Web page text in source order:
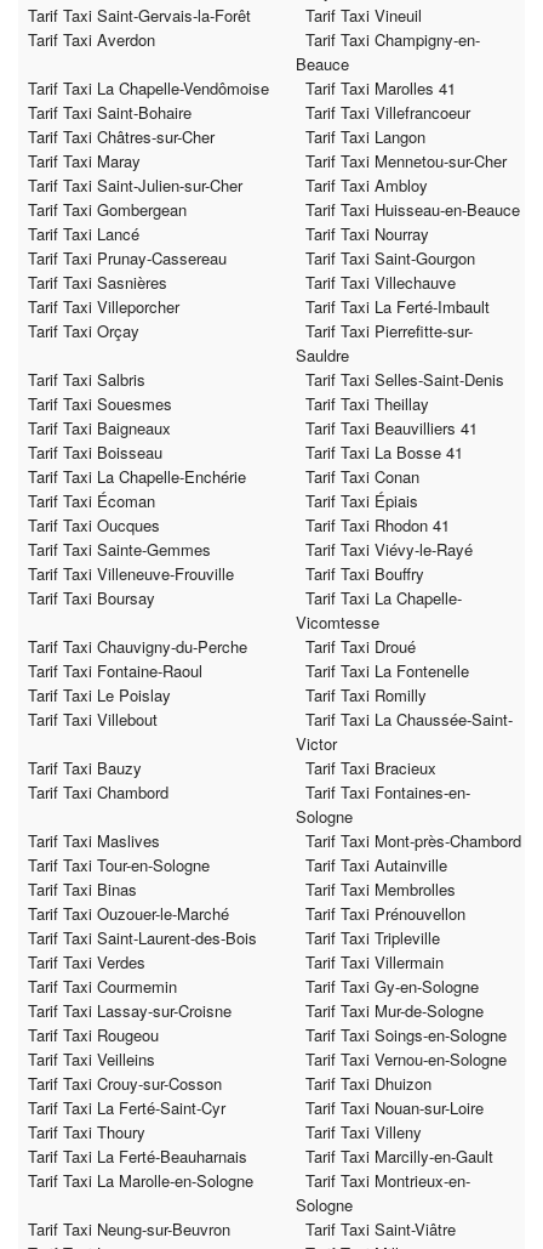
Tarif Taxi Saint-Gervais-la-Forêt
Tarif Taxi Vineuil
Tarif Taxi Averdon
Tarif Taxi Champigny-en-
Beauce
Tarif Taxi La Chapelle-Vendômoise
Tarif Taxi Marolles 41
Tarif Taxi Saint-Bohaire
Tarif Taxi Villefrancoeur
Tarif Taxi Châtres-sur-Cher
Tarif Taxi Langon
Tarif Taxi Maray
Tarif Taxi Mennetou-sur-Cher
Tarif Taxi Saint-Julien-sur-Cher
Tarif Taxi Ambloy
Tarif Taxi Gombergean
Tarif Taxi Huisseau-en-Beauce
Tarif Taxi Lancé
Tarif Taxi Nourray
Tarif Taxi Prunay-Cassereau
Tarif Taxi Saint-Gourgon
Tarif Taxi Sasnières
Tarif Taxi Villechauve
Tarif Taxi Villeporcher
Tarif Taxi La Ferté-Imbault
Tarif Taxi Orçay
Tarif Taxi Pierrefitte-sur-
Sauldre
Tarif Taxi Salbris
Tarif Taxi Selles-Saint-Denis
Tarif Taxi Souesmes
Tarif Taxi Theillay
Tarif Taxi Baigneaux
Tarif Taxi Beauvilliers 41
Tarif Taxi Boisseau
Tarif Taxi La Bosse 41
Tarif Taxi La Chapelle-Enchérie
Tarif Taxi Conan
Tarif Taxi Écoman
Tarif Taxi Épiais
Tarif Taxi Oucques
Tarif Taxi Rhodon 41
Tarif Taxi Sainte-Gemmes
Tarif Taxi Viévy-le-Rayé
Tarif Taxi Villeneuve-Frouville
Tarif Taxi Bouffry
Tarif Taxi Boursay
Tarif Taxi La Chapelle-
Vicomtesse
Tarif Taxi Chauvigny-du-Perche
Tarif Taxi Droué
Tarif Taxi Fontaine-Raoul
Tarif Taxi La Fontenelle
Tarif Taxi Le Poislay
Tarif Taxi Romilly
Tarif Taxi Villebout
Tarif Taxi La Chaussée-Saint-
Victor
Tarif Taxi Bauzy
Tarif Taxi Bracieux
Tarif Taxi Chambord
Tarif Taxi Fontaines-en-
Sologne
Tarif Taxi Maslives
Tarif Taxi Mont-près-Chambord
Tarif Taxi Tour-en-Sologne
Tarif Taxi Autainville
Tarif Taxi Binas
Tarif Taxi Membrolles
Tarif Taxi Ouzouer-le-Marché
Tarif Taxi Prénouvellon
Tarif Taxi Saint-Laurent-des-Bois
Tarif Taxi Tripleville
Tarif Taxi Verdes
Tarif Taxi Villermain
Tarif Taxi Courmemin
Tarif Taxi Gy-en-Sologne
Tarif Taxi Lassay-sur-Croisne
Tarif Taxi Mur-de-Sologne
Tarif Taxi Rougeou
Tarif Taxi Soings-en-Sologne
Tarif Taxi Veilleins
Tarif Taxi Vernou-en-Sologne
Tarif Taxi Crouy-sur-Cosson
Tarif Taxi Dhuizon
Tarif Taxi La Ferté-Saint-Cyr
Tarif Taxi Nouan-sur-Loire
Tarif Taxi Thoury
Tarif Taxi Villeny
Tarif Taxi La Ferté-Beauharnais
Tarif Taxi Marcilly-en-Gault
Tarif Taxi La Marolle-en-Sologne
Tarif Taxi Montrieux-en-
Sologne
Tarif Taxi Neung-sur-Beuvron
Tarif Taxi Saint-Viâtre